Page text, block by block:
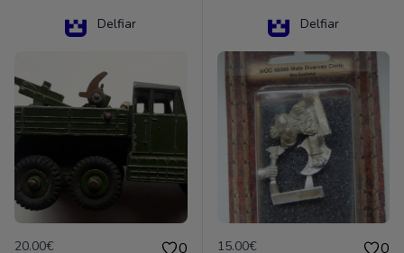
Delfiar
20.00€ 0
Delfiar
15.00€ 0